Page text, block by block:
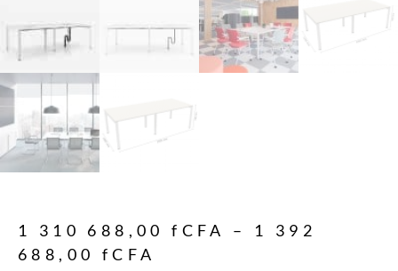
1 310 688,00fCFA – 1 392
688,00 fCFA